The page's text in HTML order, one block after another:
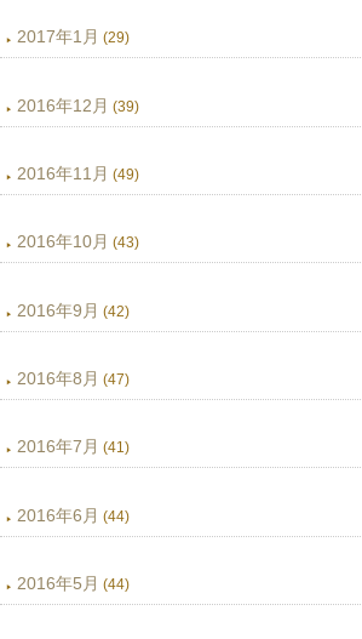
2017年1月 (29)
2016年12月 (39)
2016年11月 (49)
2016年10月 (43)
2016年9月 (42)
2016年8月 (47)
2016年7月 (41)
2016年6月 (44)
2016年5月 (44)